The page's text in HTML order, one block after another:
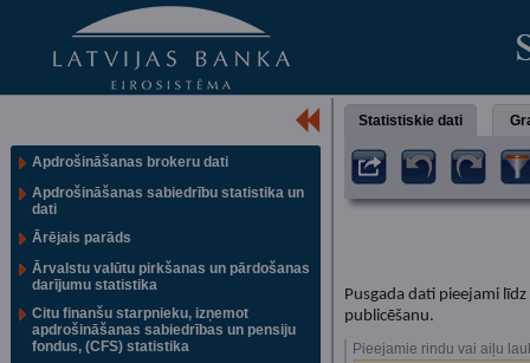
Apdrošināšanas brokeru dati
Apdrošināšanas sabiedrību statistika un
dati
Ārējais parāds
Ārvalstu valūtu pirkšanas un pārdošanas
darījumu statistika
Citu finanšu starpnieku, izņemot
apdrošināšanas sabiedrības un pensiju
fondus, (CFS) statistika
Statistiskie dati
Pusgada dati pieejami
publicēšanu.
Pieejamie rindu vai aiļu